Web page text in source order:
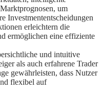
um
Investmententscheidungen
erleichtern die
ermöglichen eine effiziente
und intuitive
als auch erfahrene Trader
gewährleisten, dass Nutzer
flexibel auf